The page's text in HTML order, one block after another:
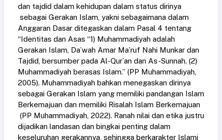
dan tajdid dalam kehidupan dalam status dirinya
sebagai Gerakan Islam, yakni sebagaimana dalam
Anggaran Dasar ditegaskan dalam Pasal 4 tentang
“Identitas dan Asas “1) Muhammadiyah adalah
Gerakan Islam, Da’wah Amar Ma’ruf Nahi Munkar dan
Tajdid, bersumber pada Al-Qur`an dan As-Sunnah. (2)
Muhammadiyah berasas Islam.” (PP Muhammadiyah,
2005). Muhammadiyah bahkan menegaskan dirinya
sebagai Gerakan Islam yang memiliki pandangan Islam
Berkemajuan dan memiliki Risalah Islam Berkemajuan
(PP Muhammadiyah, 2022). Ranah nilai dan etika justru
dijadikan landasan dan bingkai penting dalam
keseluruhan gerakannya, sehingga berkarakter Islami